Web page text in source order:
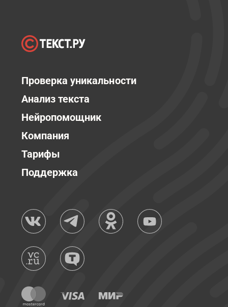
Проверка уникальности
Анализ текста
Нейропомощник
Компания
Тарифы
Поддержка